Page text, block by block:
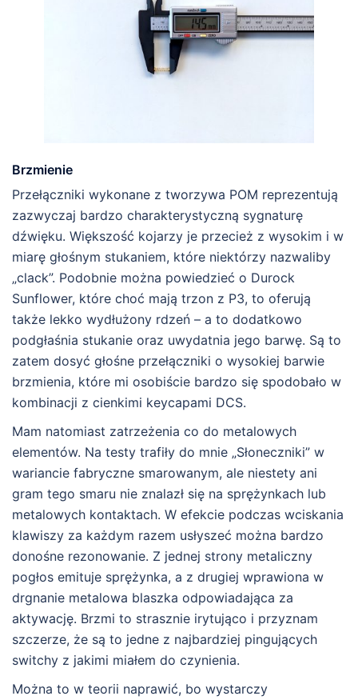
Brzmienie
Przełączniki wykonane z tworzywa POM reprezentują
zazwyczaj bardzo charakterystyczną sygnaturę
dźwięku. Większość kojarzy je przecież z wysokim i w
miarę głośnym stukaniem, które niektórzy nazwaliby
„clack”. Podobnie można powiedzieć o Durock
Sunflower, które choć mają trzon z P3, to oferują
także lekko wydłużony rdzeń – a to dodatkowo
podgłaśnia stukanie oraz uwydatnia jego barwę. Są to
zatem dosyć głośne przełączniki o wysokiej barwie
brzmienia, które mi osobiście bardzo się spodobało w
kombinacji z cienkimi keycapami DCS.
Mam natomiast zatrzeżenia co do metalowych
elementów. Na testy trafiły do mnie „Słoneczniki” w
wariancie fabryczne smarowanym, ale niestety ani
gram tego smaru nie znalazł się na sprężynkach lub
metalowych kontaktach. W efekcie podczas wciskania
klawiszy za każdym razem usłyszeć można bardzo
donośne rezonowanie. Z jednej strony metaliczny
pogłos emituje sprężynka, a z drugiej wprawiona w
drgnanie metalowa blaszka odpowiadająca za
aktywację. Brzmi to strasznie irytująco i przyznam
szczerze, że są to jedne z najbardziej pingujących
switchy z jakimi miałem do czynienia.
Można to w teorii naprawić, bo wystarczy